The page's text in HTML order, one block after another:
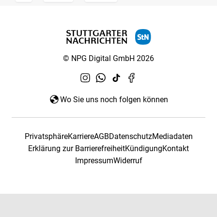
© NPG Digital GmbH 2026
Wo Sie uns noch folgen können
PrivatsphäreKarriereAGBDatenschutzMediadaten
Erklärung zur BarrierefreiheitKündigungKontakt
ImpressumWiderruf